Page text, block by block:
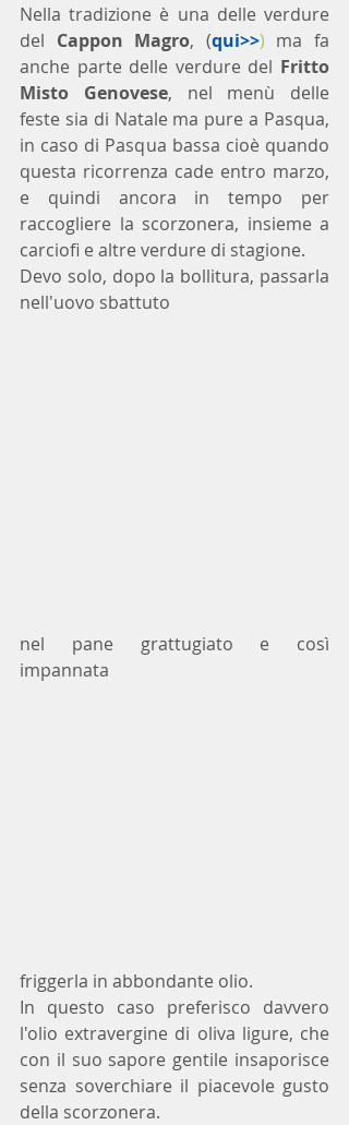
Nella tradizione è una delle verdure
del Cappon Magro, (qui>>) ma fa
anche parte delle verdure del Fritto
Misto Genovese, nel menù delle
feste sia di Natale ma pure a Pasqua,
in caso di Pasqua bassa cioè quando
questa ricorrenza cade entro marzo,
e quindi ancora in tempo per
raccogliere la scorzonera, insieme a
carciofi e altre verdure di stagione.
Devo solo, dopo la bollitura, passarla
nell'uovo sbattuto
nel pane grattugiato e così
impannata
friggerla in abbondante olio.
In questo caso preferisco davvero
l'olio extravergine di oliva ligure, che
con il suo sapore gentile insaporisce
senza soverchiare il piacevole gusto
della scorzonera.